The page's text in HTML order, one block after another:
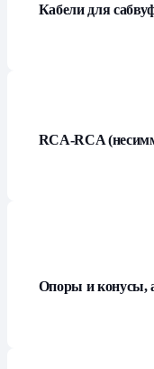
Кабели для
RCA-RCA
Опоры и конусы,